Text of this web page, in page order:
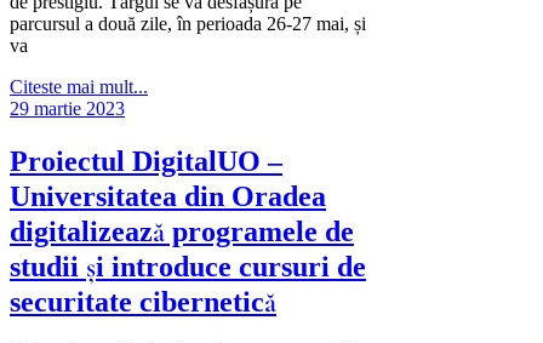
parcursul a două zile, în perioada 26-27 mai, și
va
Citeste mai mult...
29 martie 2023
Proiectul DigitalUO –
Universitatea din Oradea
digitalizează programele de
studii și introduce cursuri de
securitate cibernetică